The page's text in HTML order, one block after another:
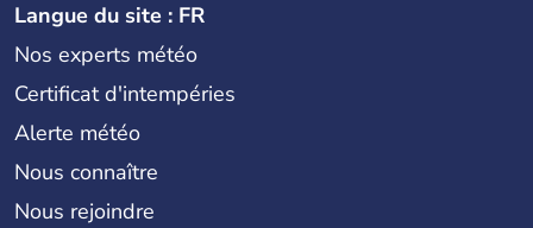
Langue du site : FR
Nos experts météo
Certificat d'intempéries
Alerte météo
Nous connaître
Nous rejoindre